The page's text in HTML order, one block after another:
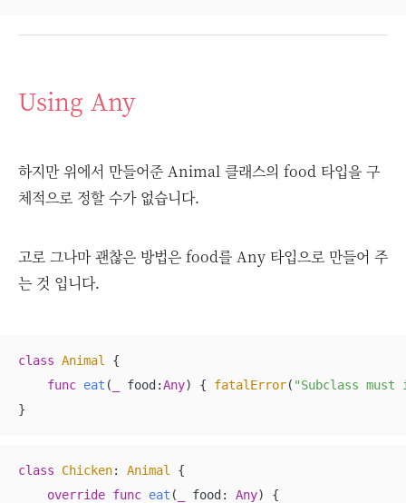
Using Any
하지만 위에서 만들어준 Animal 클래스의 food 타입을 구
체적으로 정할 수가 없습니다.
고로 그나마 괜찮은 방법은 food를 Any 타입으로 만들어 주
는 것 입니다.
class Animal
{
func eat ( food:Any) { fatalError( "Subclass
}
class Chicken: Animal
{
override func eat ( food: Any)
{